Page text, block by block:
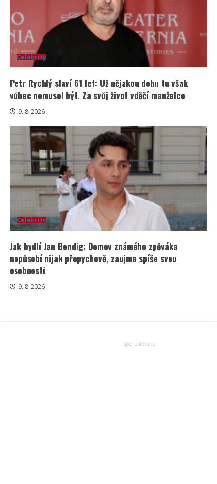
Celebrity
Petr Rychlý slaví 61 let: Už nějakou dobu tu však
vůbec nemusel být. Za svůj život vděčí manželce
9. 8. 2026
Celebrity
Jak bydlí Jan Bendig: Domov známého zpěváka
nepůsobí nijak přepychově, zaujme spíše svou
osobností
9. 8. 2026